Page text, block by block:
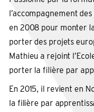
l’accompagnement
en 2008 pour monter
porter des projets
Mathieu a rejoint
porter la filière par
En 2015, il revient en
la filière par